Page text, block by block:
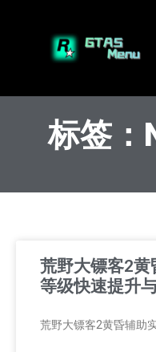
标签：
荒野大镖客2
等级快速提升
荒野大镖客2黄昏辅助